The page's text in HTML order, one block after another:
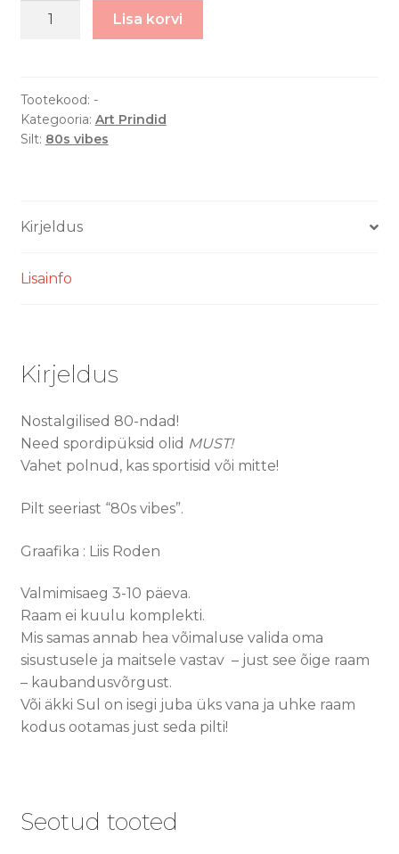
-
Art
Print
Lisa korvi
Tootekood: -
Kategooria: Art Prindid
Silt: 80s vibes
Kirjeldus
Lisainfo
Kirjeldus
Nostalgilised 80-ndad!
Need spordipüksid olid MUST!
Vahet polnud, kas sportisid või mitte!
Pilt seeriast “80s vibes”.
Graafika : Liis Roden
Valmimisaeg 3-10 päeva.
Raam ei kuulu komplekti.
Mis samas annab hea võimaluse valida oma
sisustusele ja maitsele vastav – just see õige raam
– kaubandusvõrgust.
Või äkki Sul on isegi juba üks vana ja uhke raam
kodus ootamas just seda pilti!
Seotud tooted